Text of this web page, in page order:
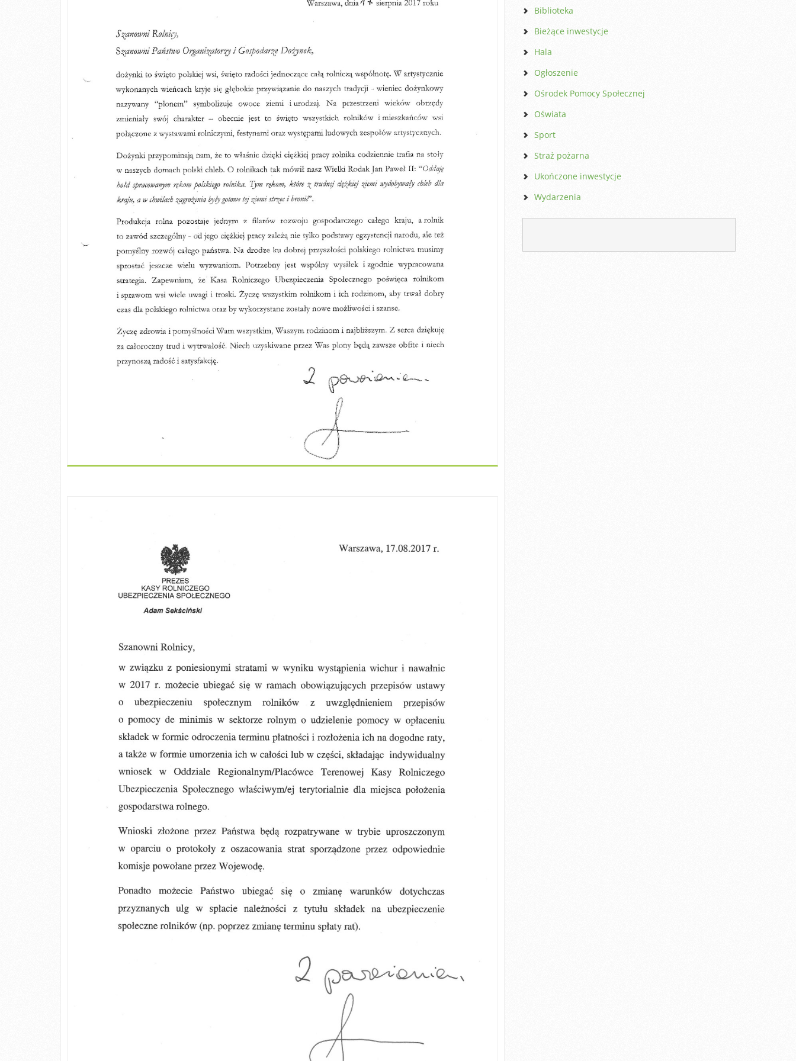
Biblioteka
Bieżące inwestycje
Hala
Ogłoszenie
Ośrodek Pomocy Społecznej
Oświata
Sport
Straż pożarna
Ukończone inwestycje
Wydarzenia